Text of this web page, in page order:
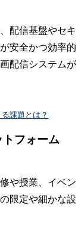
配信基盤やセキ
安全かつ効率的
配信システムが
課題とは？
フォーム
や授業、イベン
限定や細かな設